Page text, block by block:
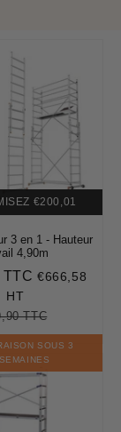
€200,01
3 en 1 - Hauteur
4,90m
€799,89
€666,58
HT
TTC€999,90
price
SOUS 3
SEMAINES